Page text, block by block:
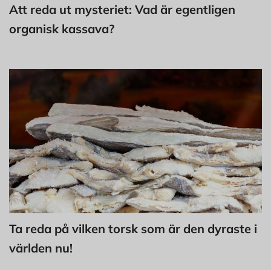
Att reda ut mysteriet: Vad är egentligen
organisk kassava?
Ta reda på vilken torsk som är den dyraste i
världen nu!